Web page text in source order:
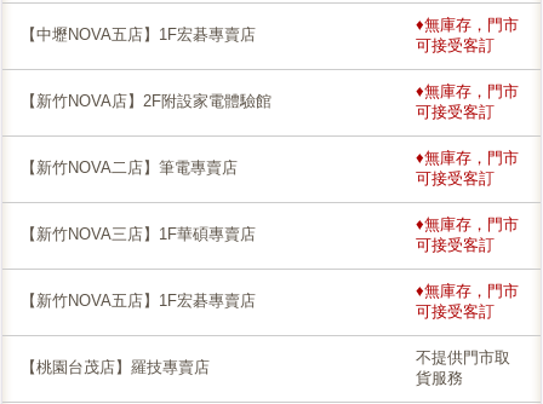
【中壢NOVA五店】1F宏碁專賣店
♦無庫存，門市
可接受客訂
【新竹NOVA店】2F附設家電體驗館
♦無庫存，門市
可接受客訂
【新竹NOVA二店】筆電專賣店
♦無庫存，門市
可接受客訂
【新竹NOVA三店】1F華碩專賣店
♦無庫存，門市
可接受客訂
【新竹NOVA五店】1F宏碁專賣店
♦無庫存，門市
可接受客訂
【桃園台茂店】羅技專賣店
不提供門市取
貨服務